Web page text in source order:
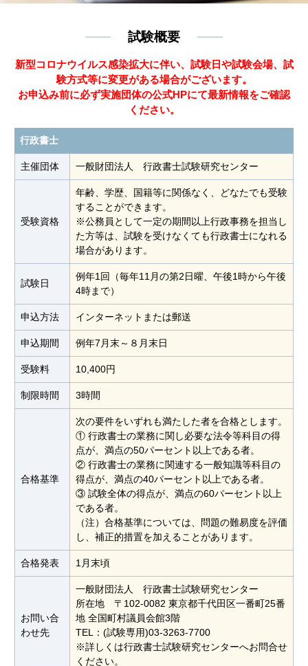
試験概要
新型コロナウイルス感染拡大に伴い、試験日や試験会場、試
験方式等に変更がある場合がございます。
お申込み前に必ず実施団体の公式HPにて最新情報をご確認
ください。
行政書士
主催団体 一般財団法人 行政書士試験研究センター
受験資格
年齢、学歴、国籍等に関係なく、どなたでも受験
することができます。
※公務員として一定の期間以上行政事務を担当し
た方等は、試験を受けなくても行政書士になれる
場合があります。
試験日
例年1回（毎年11月の第2日曜、午後1時から午後
4時まで）
申込方法 インターネットまたは郵送
申込期間 例年7月末～８月末日
受験料 10,400円
制限時間 3時間
合格基準
次の要件をいずれも満たした者を合格とします。
① 行政書士の業務に関し必要な法令等科目の得
点が、満点の50パーセント以上である者。
② 行政書士の業務に関連する一般知識等科目の
得点が、満点の40パーセント以上である者。
③ 試験全体の得点が、満点の60パーセント以上
である者。
（注）合格基準については、問題の難易度を評価
し、補正的措置を加えることがあります。
合格発表 1月末頃
お問い合
わせ先
一般財団法人 行政書士試験研究センター
所在地 〒102-0082 東京都千代田区一番町25番
地 全国町村議員会館3階
TEL：(試験専用)03-3263-7700
※詳しくは行政書士試験研究センターへお問合せ
ください。